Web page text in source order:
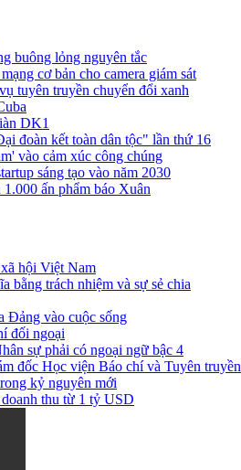
buông lỏng nguyên tắc
cơ bản cho camera giám sát
tuyên truyền chuyển đổi xanh
DK1
đoàn kết toàn dân tộc" lần thứ 16
vào cảm xúc công chúng
sáng tạo vào năm 2030
ấn phẩm báo Xuân
hội Việt Nam
bằng trách nhiệm và sự sẻ chia
Đảng vào cuộc sống
đối ngoại
sự phải có ngoại ngữ bậc 4
đốc Học viện Báo chí và Tuyên truyền
kỷ nguyên mới
thu từ 1 tỷ USD